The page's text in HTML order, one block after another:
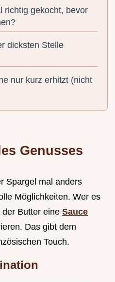
richtig gekocht, bevor
dicksten Stelle
nur kurz erhitzt (nicht
Genusses
Spargel mal anders
Möglichkeiten. Wer es
Butter eine Sauce
Das gibt dem
Touch.